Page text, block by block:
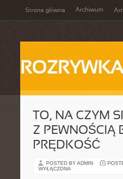
Strona główna Archiwum
TO, NA CZYM
Z PEWNOŚCIĄ
PRĘDKOŚĆ
POSTED BY ADMIN
WYŁĄCZONA